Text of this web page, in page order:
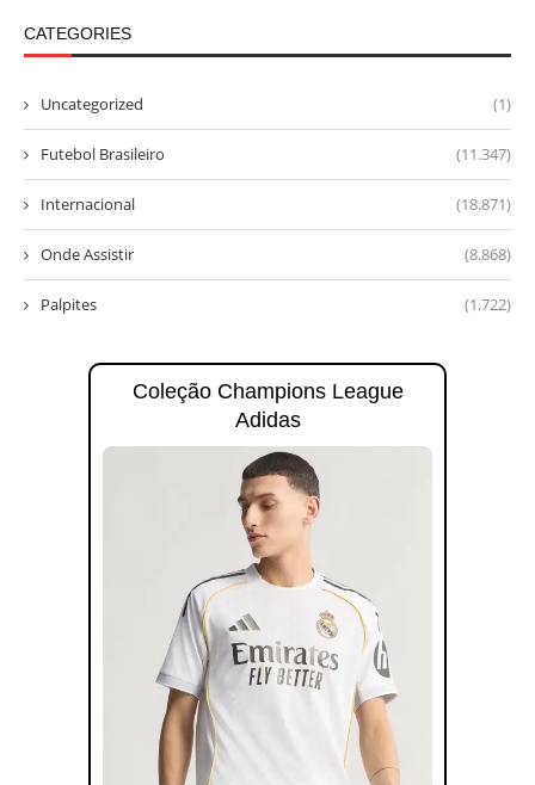
CATEGORIES
Uncategorized (1)
Futebol Brasileiro (11.347)
Internacional (18.871)
Onde Assistir (8.868)
Palpites (1.722)
Coleção Champions League
Adidas